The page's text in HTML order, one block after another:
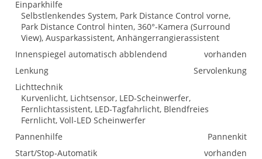
Einparkhilfe
Selbstlenkendes System, Park Distance Control vorne,
Park Distance Control hinten, 360°-Kamera (Surround
View), Ausparkassistent, Anhängerrangierassistent
Innenspiegel automatisch abblendend
vorhanden
Lenkung
Servolenkung
Lichttechnik
Kurvenlicht, Lichtsensor, LED-Scheinwerfer,
Fernlichtassistent, LED-Tagfahrlicht, Blendfreies
Fernlicht, Voll-LED Scheinwerfer
Pannenhilfe
Pannenkit
Start/Stop-Automatik
vorhanden